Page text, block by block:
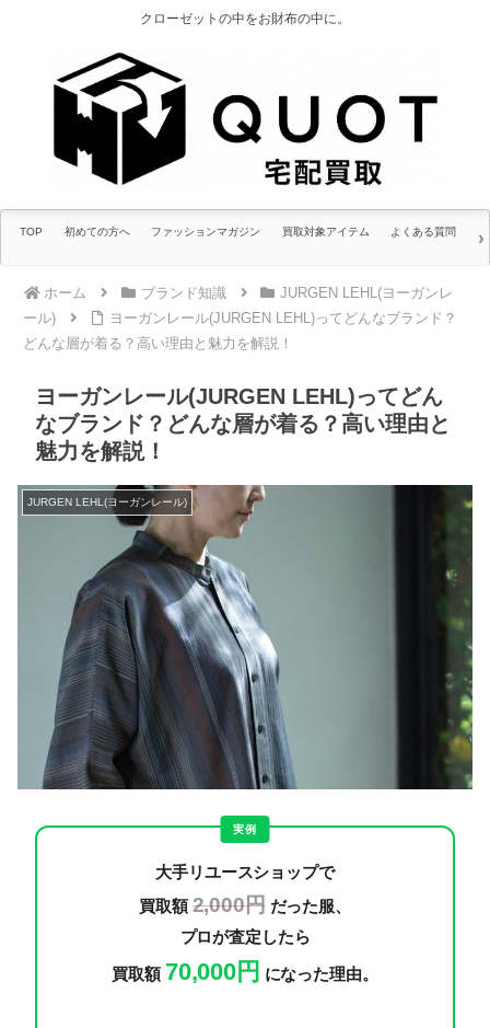
クローゼットの中をお財布の中に。
TOP 初めての方へ ファッションマガジン 買取対象アイテム よくある質問
ホーム ブランド知識
JURGEN LEHL(ヨーガンレ
ール)
ヨーガンレール(JURGEN LEHL)ってどんなブランド？
どんな層が着る？高い理由と魅力を解説！
ヨーガンレール(JURGEN LEHL)ってどん
なブランド？どんな層が着る？高い理由と
魅力を解説！
JURGEN LEHL(ヨーガンレール)
実例
大手リユースショップで
買取額2,000円だった服、
プロが査定したら
買取額 70,000円 になった理由。